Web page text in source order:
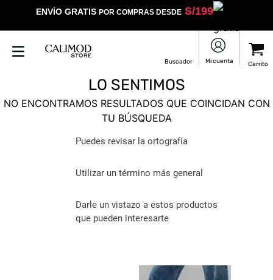
ENVÍO GRATIS POR COMPRAS DESDES/199
LO SENTIMOS
NO ENCONTRAMOS RESULTADOS QUE COINCIDAN CON
TU BÚSQUEDA
Puedes revisar la ortografía
Utilizar un término más general
Darle un vistazo a estos productos
que pueden interesarte